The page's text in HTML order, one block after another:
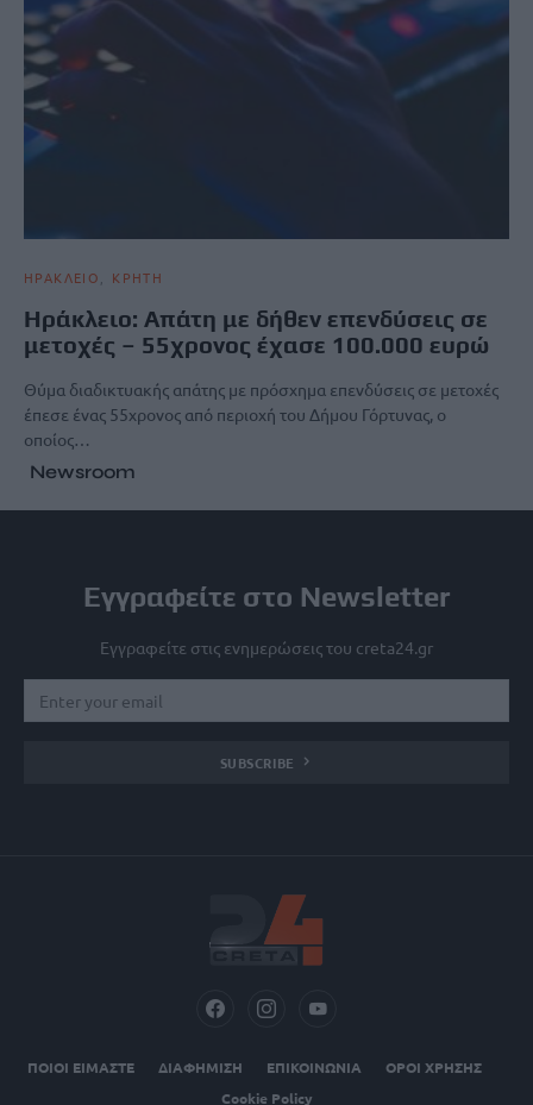
ΗΡΑΚΛΕΙΟ ΚΡΗΤΗ
Ηράκλειο: Απάτη με δήθεν επενδύσεις σε
μετοχές – 55χρονος έχασε 100.000 ευρώ
Θύμα διαδικτυακής απάτης με πρόσχημα επενδύσεις σε μετοχές
έπεσε ένας 55χρονος από περιοχή του Δήμου Γόρτυνας, ο
οποίος…
Newsroom
Εγγραφείτε στο Newsletter
Εγγραφείτε στις ενημερώσεις του creta24.gr
SUBSCRIBE
ΠΟΙΟΙ ΕΙΜΑΣΤΕ ΔΙΑΦΗΜΙΣΗ ΕΠΙΚΟΙΝΩΝΙΑ
ΟΡΟΙ ΧΡΗΣΗΣ
Cookie Policy